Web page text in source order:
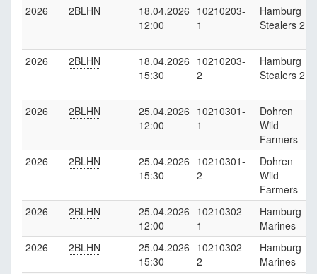
2026
2BLHN
18.04.2026
12:00
10210203-
1
Hamburg
Stealers 2
2026
2BLHN
18.04.2026
15:30
10210203-
2
Hamburg
Stealers 2
2026
2BLHN
25.04.2026
12:00
10210301-
1
Dohren
Wild
Farmers
2026 2BLHN
25.04.2026
15:30
10210301-
2
Dohren
Wild
Farmers
2026 2BLHN
25.04.2026
12:00
10210302-
1
Hamburg
Marines
2026
2BLHN
25.04.2026
15:30
10210302-
2
Hamburg
Marines